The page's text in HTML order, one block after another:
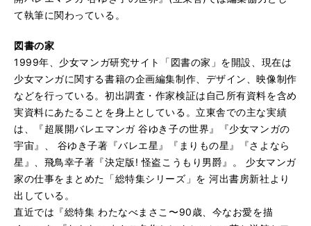
て執筆に関わっている。
図書の家
1999年、少女マンガ研究サイト「図書の家」を開設、現在は
少女マンガに関する書籍の企画編集制作、デザイン、映像制作
などを行っている。初出調査・作家検証は自己所有資料を含め
実資料にあたることを身上としている。立東舎での主な実績
は、『超展開バレエマンガ 谷ゆき子の世界』『少女マンガの
宇宙』、 谷ゆき子著『バレエ星』『まりもの星』『さよなら
星』、飛鳥幸子著『決定版! 怪盗こうもり男爵』。 少女マンガ
家の仕事をまとめた「総特集シリーズ」を 河出書房新社より
出している。
直近では『総特集 わたなべまさこ〜90歳、今なお愛を描